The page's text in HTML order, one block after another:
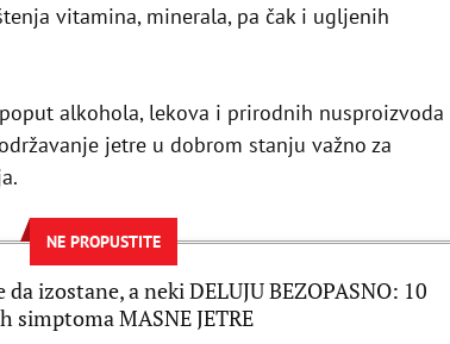
vitamina, minerala, pa čak i ugljenih
alkohola, lekova i prirodnih nusproizvoda
jetre u dobrom stanju važno za
NE PROPUSTITE
da izostane, a neki DELUJU BEZOPASNO: 10
simptoma MASNE JETRE